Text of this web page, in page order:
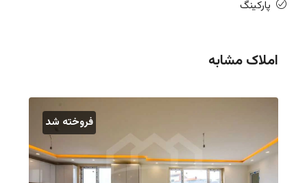
پارکینگ
املاک مشابه
فروخته شد